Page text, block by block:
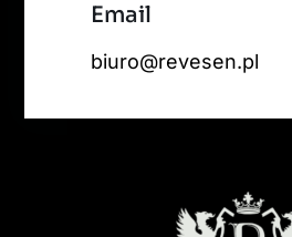
Email
biuro@revesen.pl